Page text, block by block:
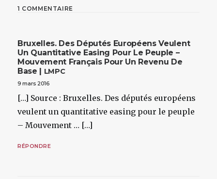
1 COMMENTAIRE
Bruxelles. Des Députés Européens Veulent
Un Quantitative Easing Pour Le Peuple –
Mouvement Français Pour Un Revenu De
Base | LMPC
9 mars 2016
[…] Source : Bruxelles. Des députés européens
veulent un quantitative easing pour le peuple
– Mouvement … […]
RÉPONDRE